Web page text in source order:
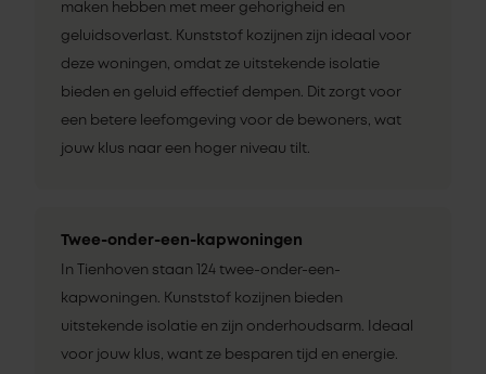
maken hebben met meer gehorigheid en
geluidsoverlast. Kunststof kozijnen zijn ideaal voor
deze woningen, omdat ze uitstekende isolatie
bieden en geluid effectief dempen. Dit zorgt voor
een betere leefomgeving voor de bewoners, wat
jouw klus naar een hoger niveau tilt.
Twee-onder-een-kapwoningen
In Tienhoven staan 124 twee-onder-een-
kapwoningen. Kunststof kozijnen bieden
uitstekende isolatie en zijn onderhoudsarm. Ideaal
voor jouw klus, want ze besparen tijd en energie.